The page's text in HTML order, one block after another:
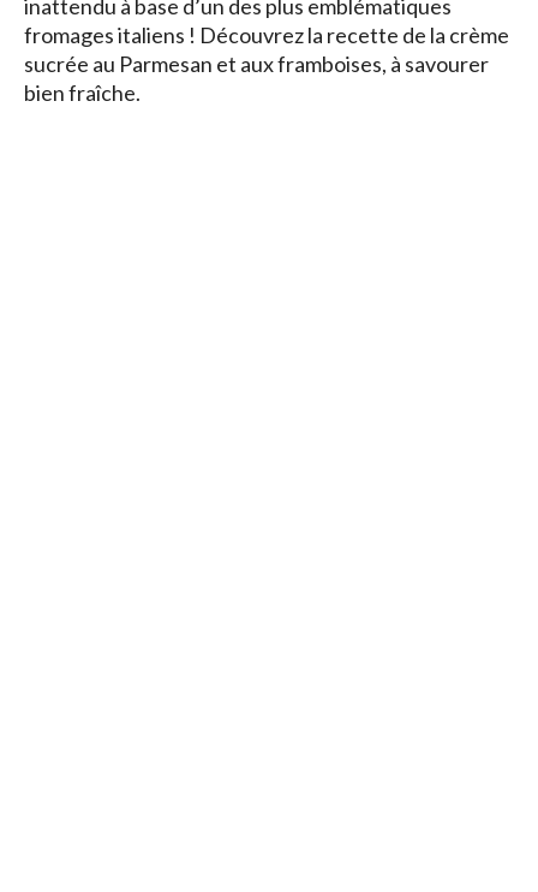
inattendu à base d’un des plus emblématiques
fromages italiens ! Découvrez la recette de la crème
sucrée au Parmesan et aux framboises, à savourer
bien fraîche.